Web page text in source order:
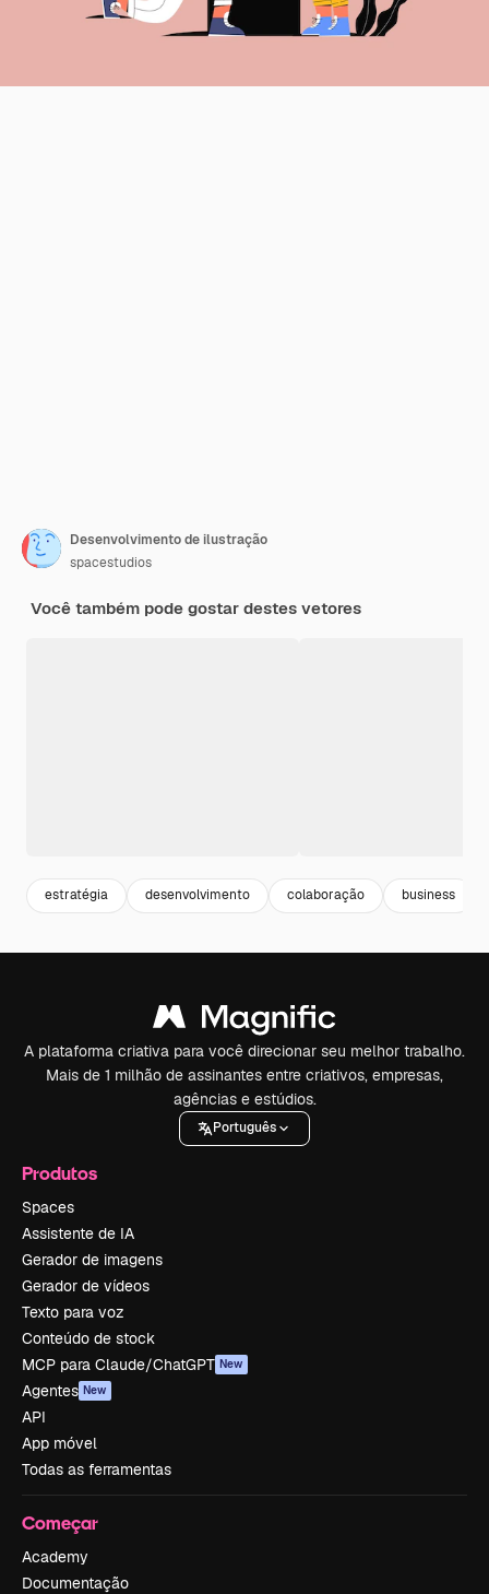
Desenvolvimento de ilustração
spacestudios
Você também pode gostar destes vetores
estratégia desenvolvimento colaboração business
A plataforma criativa para você direcionar seu melhor trabalho.
Mais de 1 milhão de assinantes entre criativos, empresas,
agências e estúdios.
Português
Produtos
Spaces
Assistente de IA
Gerador de imagens
Gerador de vídeos
Texto para voz
Conteúdo de stock
MCP para Claude/ChatGPT New
Agentes New
API
App móvel
Todas as ferramentas
Começar
Academy
Documentação